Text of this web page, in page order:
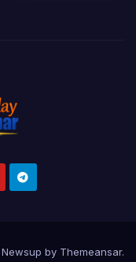
Newsup by Themeansar.